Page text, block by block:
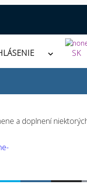
SK
a doplnení